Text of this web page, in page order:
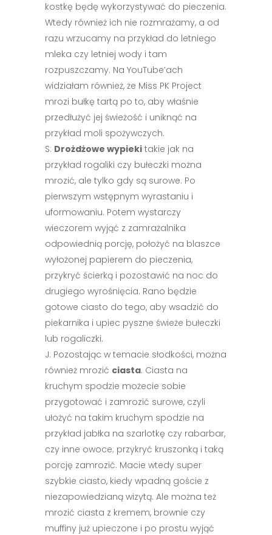
kostkę będę wykorzystywać do pieczenia.
Wtedy również ich nie rozmrażamy, a od
razu wrzucamy na przykład do letniego
mleka czy letniej wody i tam
rozpuszczamy. Na YouTube’ach
widziałam również, że Miss PK Project
mrozi bułkę tartą po to, aby właśnie
przedłużyć jej świeżość i uniknąć na
przykład moli spożywczych.
S: Drożdżowe wypieki takie jak na
przykład rogaliki czy bułeczki można
mrozić, ale tylko gdy są surowe. Po
pierwszym wstępnym wyrastaniu i
uformowaniu. Potem wystarczy
wieczorem wyjąć z zamrażalnika
odpowiednią porcję, położyć na blaszce
wyłożonej papierem do pieczenia,
przykryć ścierką i pozostawić na noc do
drugiego wyrośnięcia. Rano będzie
gotowe ciasto do tego, aby wsadzić do
piekarnika i upiec pyszne świeże bułeczki
lub rogaliczki.
J: Pozostając w temacie słodkości, można
również mrozić ciasta. Ciasta na
kruchym spodzie możecie sobie
przygotować i zamrozić surowe, czyli
ułożyć na takim kruchym spodzie na
przykład jabłka na szarlotkę czy rabarbar,
czy inne owoce; przykryć kruszonką i taką
porcję zamrozić. Macie wtedy super
szybkie ciasto, kiedy wpadną goście z
niezapowiedzianą wizytą. Ale można też
mrozić ciasta z kremem, brownie czy
muffiny już upieczone i po prostu wyjąć